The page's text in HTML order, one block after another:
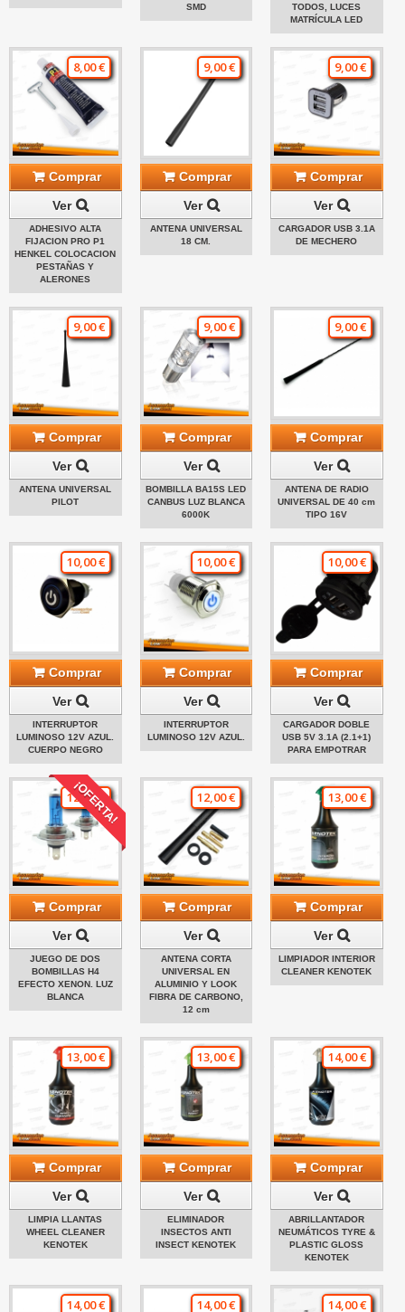
SMD
TODOS, LUCES
MATRÍCULA LED
8,00 €
Comprar
Ver
ADHESIVO ALTA
FIJACION PRO P1
HENKEL COLOCACION
PESTAÑAS Y
ALERONES
9,00 €
Comprar
Ver
ANTENA UNIVERSAL
18 CM.
9,00 €
Comprar
Ver
CARGADOR USB 3.1A
DE MECHERO
9,00 €
Comprar
Ver
ANTENA UNIVERSAL
PILOT
9,00 €
Comprar
Ver
BOMBILLA BA15S LED
CANBUS LUZ BLANCA
6000K
9,00 €
Comprar
Ver
ANTENA DE RADIO
UNIVERSAL DE 40 cm
TIPO 16V
10,00 €
Comprar
Ver
INTERRUPTOR
LUMINOSO 12V AZUL.
CUERPO NEGRO
10,00 €
Comprar
Ver
INTERRUPTOR
LUMINOSO 12V AZUL.
10,00 €
Comprar
Ver
CARGADOR DOBLE
USB 5V 3.1A (2.1+1)
PARA EMPOTRAR
¡OFERTA!
12,00 €
Comprar
Ver
JUEGO DE DOS
BOMBILLAS H4
EFECTO XENON. LUZ
BLANCA
12,00 €
Comprar
Ver
ANTENA CORTA
UNIVERSAL EN
ALUMINIO Y LOOK
FIBRA DE CARBONO,
12 cm
13,00 €
Comprar
Ver
LIMPIADOR INTERIOR
CLEANER KENOTEK
13,00 €
Comprar
Ver
LIMPIA LLANTAS
WHEEL CLEANER
KENOTEK
13,00 €
Comprar
Ver
ELIMINADOR
INSECTOS ANTI
INSECT KENOTEK
14,00 €
Comprar
Ver
ABRILLANTADOR
NEUMÁTICOS TYRE &
PLASTIC GLOSS
KENOTEK
14,00 € 14,00 € 14,00 €